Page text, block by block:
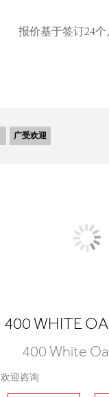
报价基于签订24
广受欢迎
400 WHITE
400 White
欢迎咨询